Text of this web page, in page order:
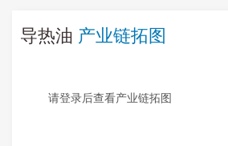
导热油 产业链拓图
请登录后查看产业链拓图